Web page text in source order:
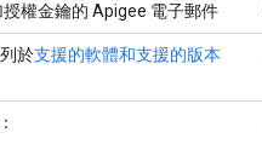
權金鑰的 Apigee 電子郵件
於支援的軟體和支援的版本